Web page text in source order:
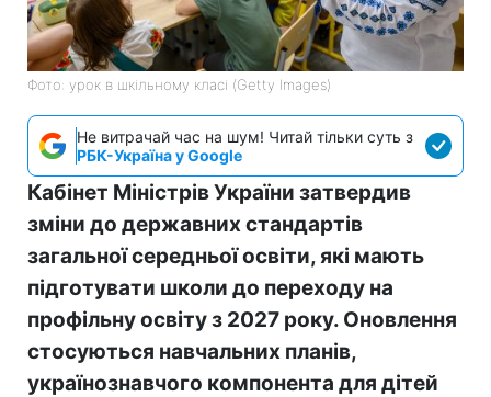
Фото: урок в шкільному класі (Getty Images)
Не витрачай час на шум! Читай тільки суть з
РБК-Україна у Google
Кабінет Міністрів України затвердив
зміни до державних стандартів
загальної середньої освіти, які мають
підготувати школи до переходу на
профільну освіту з 2027 року. Оновлення
стосуються навчальних планів,
українознавчого компонента для дітей